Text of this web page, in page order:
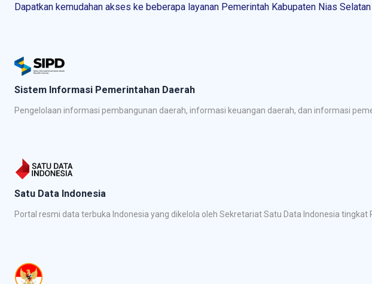
Dapatkan kemudahan akses ke beberapa layanan Pemerintah Kabupaten Nias
Sistem Informasi Pemerintahan Daerah
Pengelolaan informasi pembangunan daerah, informasi keuangan daerah, dan informasi
Satu Data Indonesia
Portal resmi data terbuka Indonesia yang dikelola oleh Sekretariat Satu Data Indonesia